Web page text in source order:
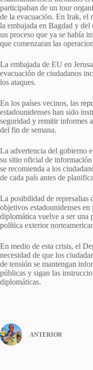
participaban de un tour
de la evacuación. En Irak, el
la embajada en Bagdad y
un proceso que ya se había
que comenzaran las
La embajada de EU en
evacuación de ciudadanos
los ataques.
En los países vecinos, las
estadounidenses han sido
seguridad y remitir informes
del fin de semana.
La advertencia del gobierno
su sitio oficial de
se recomienda a los
de cada país antes de
La posibilidad de represalias
objetivos estadounidenses
diplomática vuelve a ser una
política exterior
En medio de esta crisis, el
necesidad de que los
de tensión se mantengan
públicas y sigan las
diplomáticas.
ANTERIOR